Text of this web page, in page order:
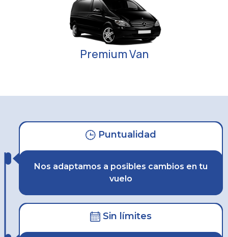
Premium Van
Puntualidad
Nos adaptamos a posibles cambios en tu
vuelo
Sin límites